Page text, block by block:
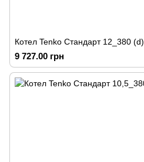
Котел Tenko Стандарт 12_380 (d)
9 727.00 грн